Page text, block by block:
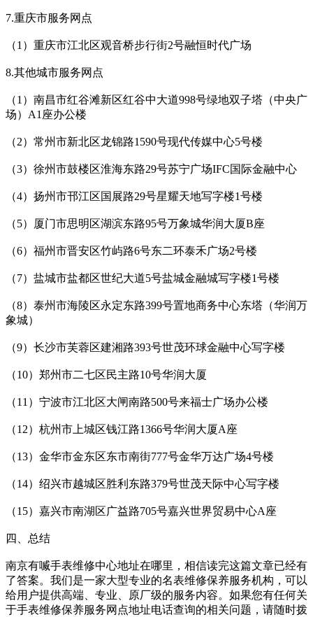
7.重庆市服务网点
（1）重庆市江北区观音桥步行街2号融恒时代广场
8.其他城市服务网点
（1）南昌市红谷滩新区红谷中大道998号绿地双子塔（中央广
场）A1座办公楼
（2）常州市新北区龙锦路1590号现代传媒中心5号楼
（3）徐州市鼓楼区淮海东路29号苏宁广场IFC国际金融中心
（4）扬州市邗江区国展路29号星耀天地写字楼1号楼
（5）厦门市思明区湖滨东路95号万象城华润大厦B座
（6）福州市晋安区竹屿路6号东二环泰禾广场2号楼
（7）盐城市盐都区世纪大道5号盐城金融城写字楼1号楼
（8）泰州市海陵区永定东路399号置地商务中心东塔（华润万
象城）
（9）长沙市芙蓉区建湘路393号世茂环球金融中心写字楼
（10）郑州市二七区民主路10号华润大厦
（11）宁波市江北区大闸南路500号来福士广场办公楼
（12）杭州市上城区钱江路1366号华润大厦A座
（13）金华市金东区东市南街777号金华万达广场4号楼
（14）绍兴市越城区胜利东路379号世茂天际中心写字楼
（15）嘉兴市南湖区广益路705号嘉兴世界贸易中心A座
四、总结
南京有喴手表维修中心地址在哪里，相信读完这篇文章已经有
了答案。我们是一家大型专业的名表维修保养服务机构，可以
给用户提供高端、专业、原厂级的服务内容。如果您有任何关
于手表维修保养服务网点地址电话查询的相关问题，请随时拨